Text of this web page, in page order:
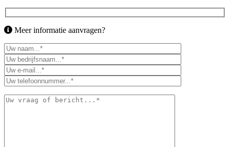
Meer informatie aanvragen?